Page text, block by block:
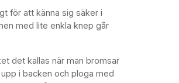
för att känna sig säker i
med lite enkla knep går
det kallas när man bromsar
i backen och ploga med